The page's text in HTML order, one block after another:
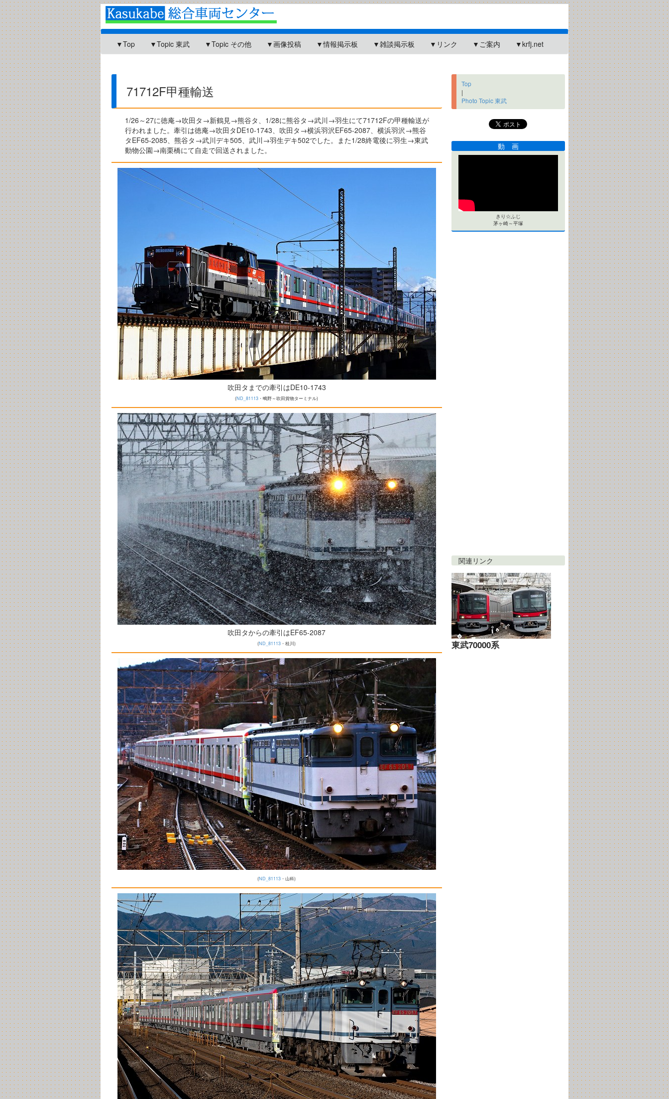
▼Top ▼Topic 東武 ▼Topic その他 ▼画像投稿 ▼情報掲示板 ▼雑談掲示板 ▼リンク ▼ご案内 ▼krfj.net
71712F甲種輸送
1/26～27に徳庵→吹田タ→新鶴見→熊谷タ、1/28に熊谷タ→武川→羽生にて71712Fの甲種輸送が
行われました。牽引は徳庵→吹田タDE10-1743、吹田タ→横浜羽沢EF65-2087、横浜羽沢→熊谷
タEF65-2085、熊谷タ→武川デキ505、武川→羽生デキ502でした。また1/28終電後に羽生→東武
動物公園→南栗橋にて自走で回送されました。
吹田タまでの牽引はDE10-1743
(ND_81113 ・鴫野～吹田貨物ターミナル)
吹田タからの牽引はEF65-2087
(ND_81113 ・桂川)
(ND_81113 ・山科)
Top
|
Photo Topic 東武
動 画
きり☆ふじ
茅ヶ崎～平塚
関連リンク
東武70000系